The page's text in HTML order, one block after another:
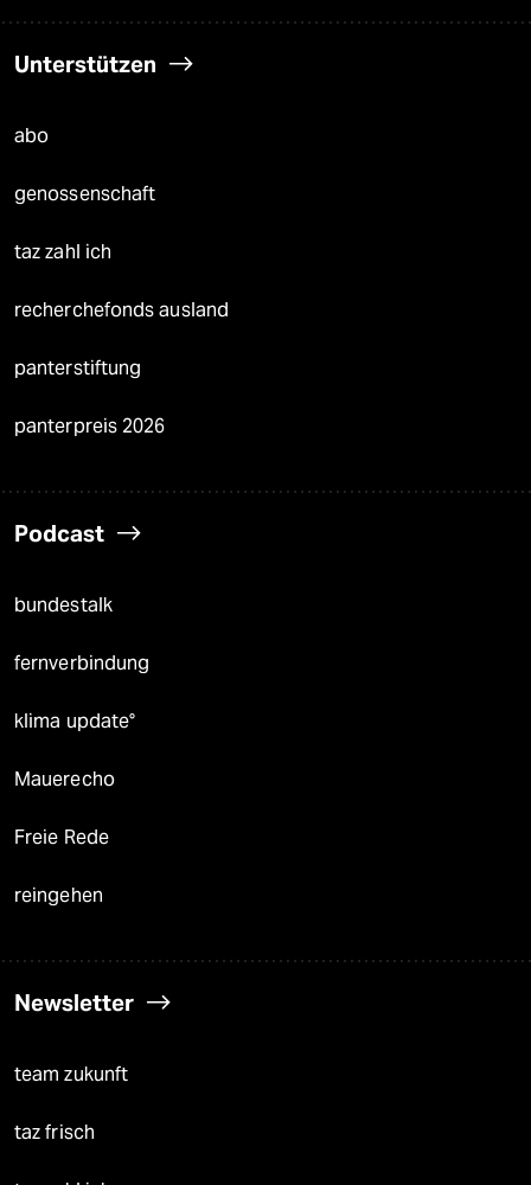
Unterstützen
abo
genossenschaft
taz zahl ich
recherchefonds ausland
panterstiftung
panterpreis 2026
Podcast
bundestalk
fernverbindung
klima update°
Mauerecho
Freie Rede
reingehen
Newsletter
team zukunft
taz frisch